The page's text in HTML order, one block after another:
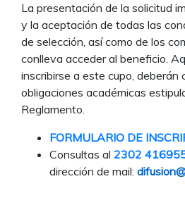
La presentación de la solicitud
y la aceptación de todas las
de selección, así como de los
conlleva acceder al beneficio.
inscribirse a este cupo, deberán
obligaciones académicas
Reglamento.
FORMULARIO DE
Consultas al 2302
dirección de mail: